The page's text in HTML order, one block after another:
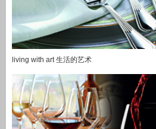
living with art 生活的艺术